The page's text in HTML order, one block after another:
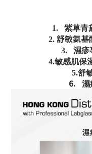
1. 紫草青
2. 舒敏氨
3. 濕疹
4.敏感肌保
5.舒
6.
濕